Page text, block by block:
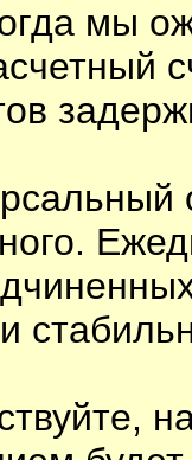
мы